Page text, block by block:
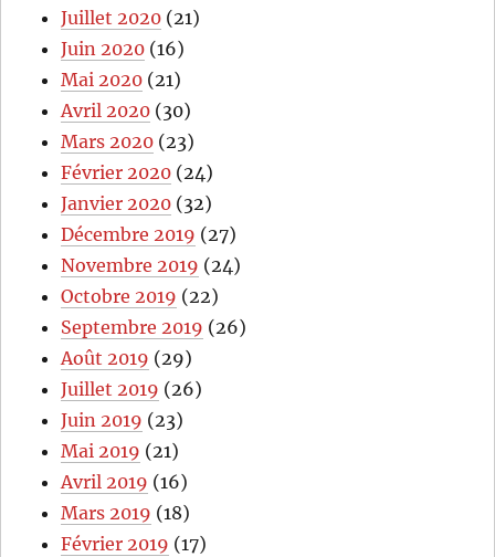
Juillet 2020 (21)
Juin 2020 (16)
Mai 2020 (21)
Avril 2020 (30)
Mars 2020 (23)
Février 2020 (24)
Janvier 2020 (32)
Décembre 2019 (27)
Novembre 2019 (24)
Octobre 2019 (22)
Septembre 2019 (26)
Août 2019 (29)
Juillet 2019 (26)
Juin 2019 (23)
Mai 2019 (21)
Avril 2019 (16)
Mars 2019 (18)
Février 2019 (17)